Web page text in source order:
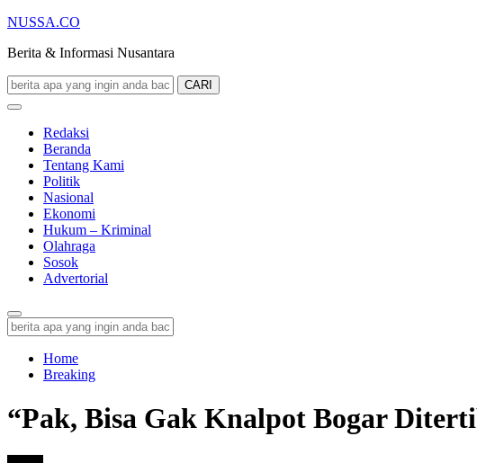
NUSSA.CO
Berita & Informasi Nusantara
CARI
Redaksi
Beranda
Tentang Kami
Politik
Nasional
Ekonomi
Hukum – Kriminal
Olahraga
Sosok
Advertorial
Home
Breaking
“Pak, Bisa Gak Knalpot Bogar